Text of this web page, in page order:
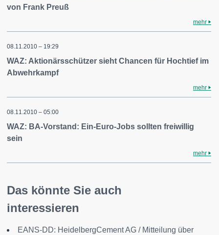
von Frank Preuß
mehr
08.11.2010 – 19:29
WAZ: Aktionärsschützer sieht Chancen für Hochtief im
Abwehrkampf
mehr
08.11.2010 – 05:00
WAZ: BA-Vorstand: Ein-Euro-Jobs sollten freiwillig
sein
mehr
Das könnte Sie auch
interessieren
EANS-DD: HeidelbergCement AG / Mitteilung über